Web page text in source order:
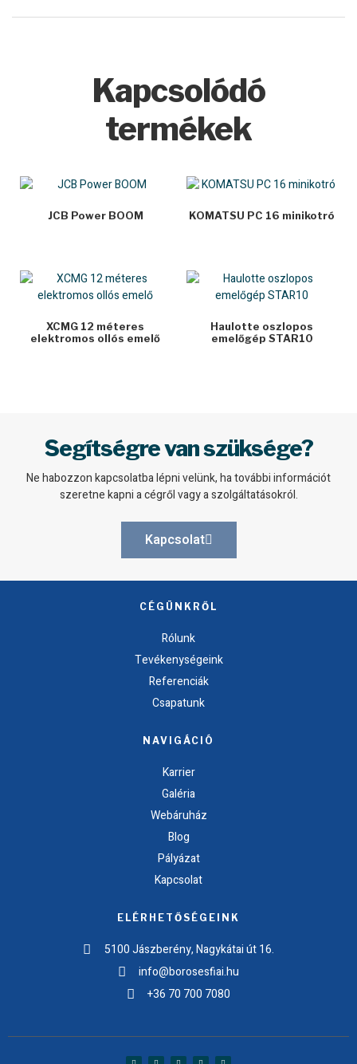
Kapcsolódó
termékek
JCB Power BOOM KOMATSU PC 16 minikotró
XCMG 12 méteres
elektromos ollós emelő
Haulotte oszlopos
emelőgép STAR10
Segítségre van szüksége?
Ne habozzon kapcsolatba lépni velünk, ha további információt
szeretne kapni a cégről vagy a szolgáltatásokról.
Kapcsolat
CÉGÜNKRŐL
Rólunk
Tevékenységeink
Referenciák
Csapatunk
NAVIGÁCIÓ
Karrier
Galéria
Webáruház
Blog
Pályázat
Kapcsolat
ELÉRHETŐSÉGEINK
5100 Jászberény, Nagykátai út 16.
info@borosesfiai.hu
+36 70 700 7080